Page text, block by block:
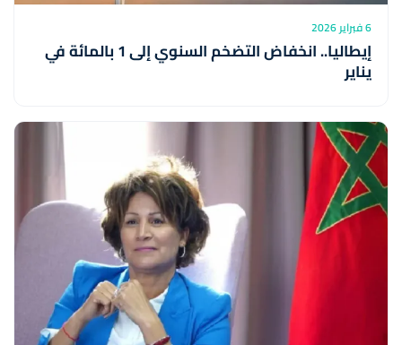
6 فبراير 2026
إيطاليا.. انخفاض التضخم السنوي إلى 1 بالمائة في
يناير